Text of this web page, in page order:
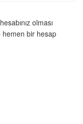
olması
hemen bir hesap